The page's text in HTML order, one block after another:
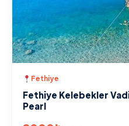
Fethiye
Fethiye Kelebekler
Pearl